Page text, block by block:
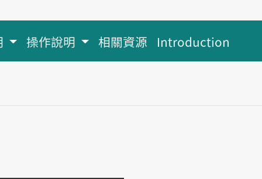
操作說明 相關資源 Introduction